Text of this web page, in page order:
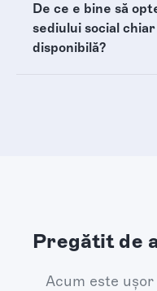
De ce e bine să
sediului social
disponibilă?
Pregătit de
Acum este